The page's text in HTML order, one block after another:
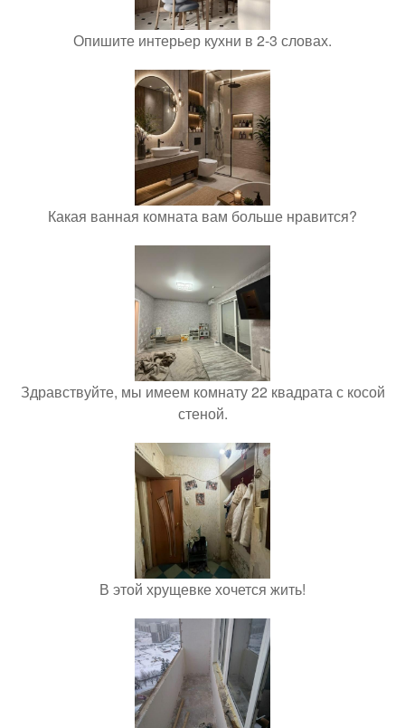
Опишите интерьер кухни в 2-3 словах.
Какая ванная комната вам больше нравится?
Здравствуйте, мы имеем комнату 22 квадрата с косой
стеной.
В этой хрущевке хочется жить!